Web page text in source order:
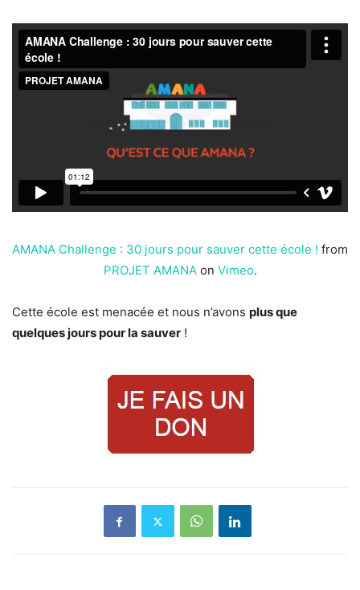
AMANA Challenge : 30 jours pour sauver cette école ! from
PROJET AMANAon Vimeo.
Cette école est menacée et nous n’avons plus que
quelques jours pour la sauver !